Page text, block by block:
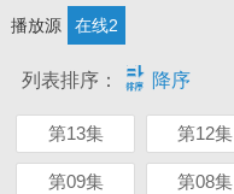
播放源 在线2
列表排序：  降序
第13集 第12集
第09集 第08集